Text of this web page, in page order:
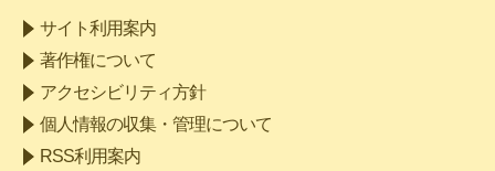
サイト利用案内
著作権について
アクセシビリティ方針
個人情報の収集・管理について
RSS利用案内